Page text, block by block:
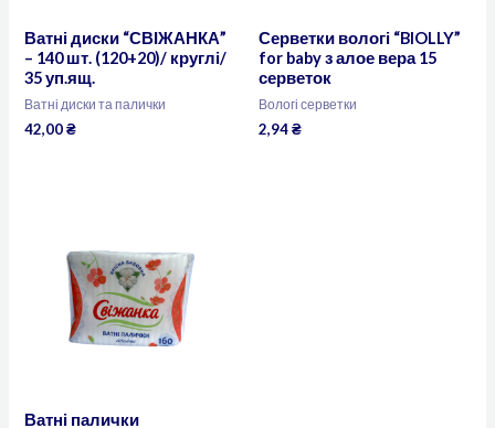
Ватні диски “СВІЖАНКА”
– 140 шт. (120+20)/ круглі/
35 уп.ящ.
Ватні диски та палички
42,00₴
Серветки вологі “BIOLLY”
for baby з алое вера 15
серветок
Вологі серветки
2,94₴
Ватні палички